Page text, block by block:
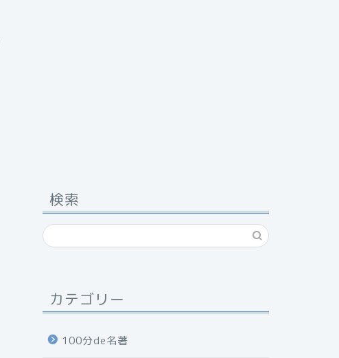
検索
カテゴリー
100分de名著